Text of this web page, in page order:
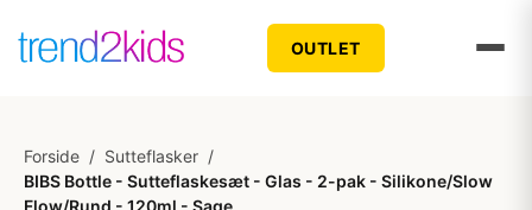
OUTLET
Forside / Sutteflasker /
BIBS Bottle - Sutteflaskesæt - Glas - 2-pak - Silikone/Slow
Flow/Rund - 120ml - Sage